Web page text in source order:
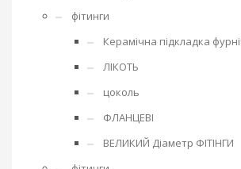
фітинги
Керамічна підкладка
ЛІКОТЬ
цоколь
ФЛАНЦЕВІ
ВЕЛИКИЙ Діаметр ФІТІНГИ